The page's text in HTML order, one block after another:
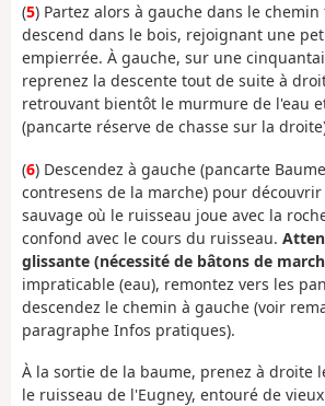
(5) Partez alors à gauche dans le
descend dans le bois, rejoignant une
empierrée. À gauche, sur une
reprenez la descente tout de suite à
retrouvant bientôt le murmure de l'eau
(pancarte réserve de chasse sur la
(6) Descendez à gauche (pancarte
contresens de la marche) pour
sauvage où le ruisseau joue avec la
confond avec le cours du ruisseau.
glissante (nécessité de bâtons de
impraticable (eau), remontez vers les
descendez le chemin à gauche (voir
paragraphe Infos pratiques).
À la sortie de la baume, prenez à droite
le ruisseau de l'Eugney, entouré de